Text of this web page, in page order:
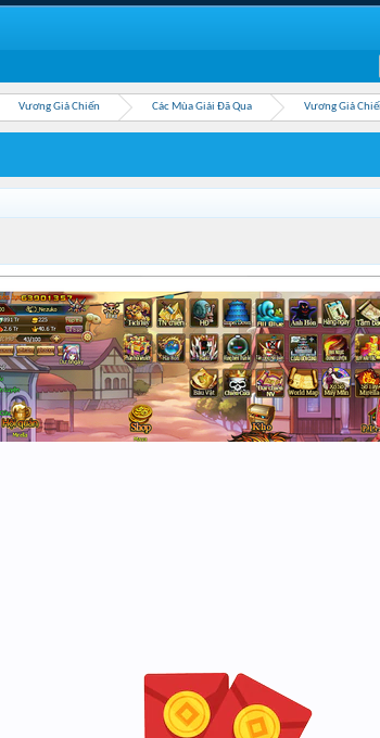
Vương Giả Chiến Các Mùa Giải Đã Qua Vương Giả